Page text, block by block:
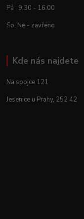
Pá 9:30 - 16:00
So, Ne - zavřeno
Kde nás najdete
Na spojce 121
Jesenice u Prahy, 252 42